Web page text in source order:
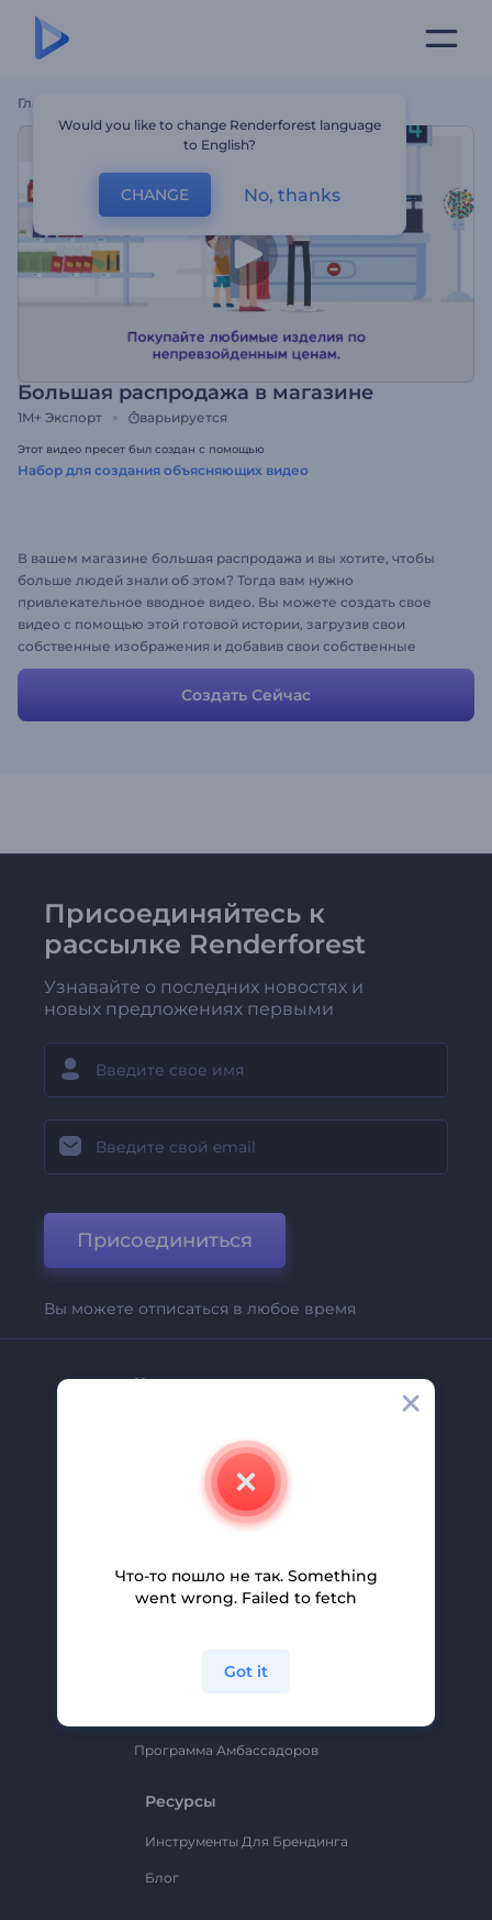
Главная
Большая распродажа в магазине
1M+ Экспорт варьируется
Этот видео пресет был создан с помощью
Набор для создания объясняющих видео
В вашем магазине большая распродажа и вы хотите, чтобы
больше людей знали об этом? Тогда вам нужно
привлекательное вводное видео. Вы можете создать свое
видео с помощью этой готовой истории, загрузив свои
собственные изображения и добавив свои собственные
тексты. Ее красочные сцены и очаровательные персонажи
привлекут внимание людей, направив их прямиком в ваш
магазин.
Создать Сейчас
Присоединяйтесь к
рассылке Renderforest
Узнавайте о последних новостях и
новых предложениях первыми
Присоединиться
Вы можете отписаться в любое время
Компания
Свяжитесь С Нами
Помощь И Поддержка
Партнерская Программа
Политика Конфиденциальности
Программа Амбассадоров
Ресурсы
Инструменты Для Брендинга
Блог
Would you like to change Renderforest language
to English?
CHANGE No, thanks
Что-то пошло не так. Something
went wrong. Failed to fetch
Got it